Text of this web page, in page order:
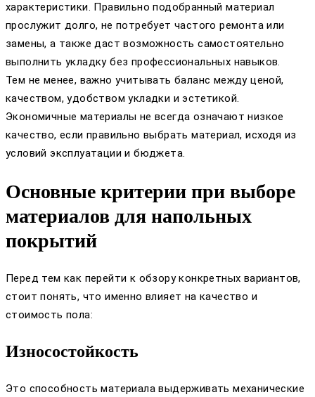
характеристики. Правильно подобранный материал
прослужит долго, не потребует частого ремонта или
замены, а также даст возможность самостоятельно
выполнить укладку без профессиональных навыков.
Тем не менее, важно учитывать баланс между ценой,
качеством, удобством укладки и эстетикой.
Экономичные материалы не всегда означают низкое
качество, если правильно выбрать материал, исходя из
условий эксплуатации и бюджета.
Основные критерии при выборе
материалов для напольных
покрытий
Перед тем как перейти к обзору конкретных вариантов,
стоит понять, что именно влияет на качество и
стоимость пола:
Износостойкость
Это способность материала выдерживать механические